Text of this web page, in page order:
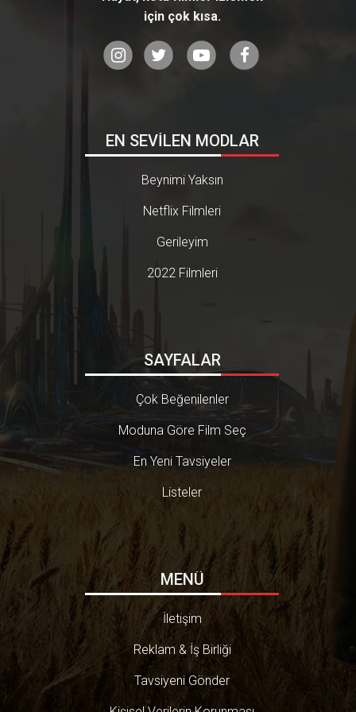
için çok kısa.
EN SEVİLEN MODLAR
Beynimi Yaksın
Netflix Filmleri
Gerileyim
2022 Filmleri
SAYFALAR
Çok Beğenilenler
Moduna Göre Film Seç
En Yeni Tavsiyeler
Listeler
MENÜ
İletişim
Reklam & İş Birliği
Tavsiyeni Gönder